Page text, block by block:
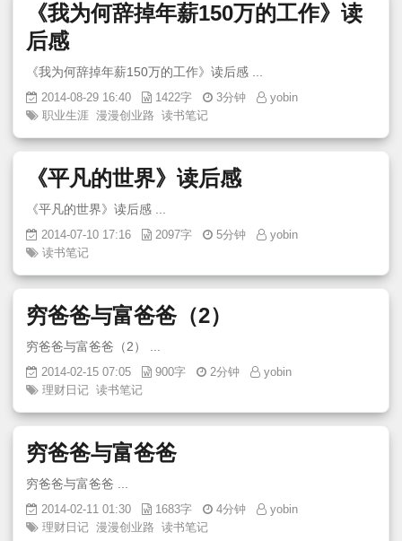
《我为何辞掉年薪150万的工作》读
后感
2014-08-29 16:40 1422字 3分钟
yobin
职业生涯 漫漫创业路 读书笔记
《平凡的世界》读后感
2014-07-10 17:16 2097字 5分钟
yobin
读书笔记
穷爸爸与富爸爸（2）
2014-02-15 07:05 900字 2分钟
yobin
理财日记 读书笔记
穷爸爸与富爸爸
2014-02-11 01:30 1683字 4分钟
yobin
理财日记 漫漫创业路 读书笔记